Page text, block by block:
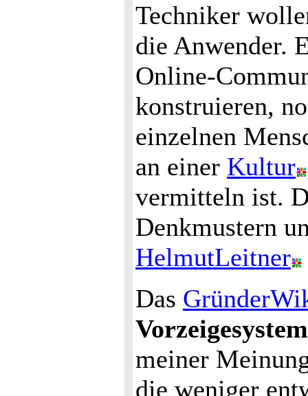
Techniker
die Anwender.
Online-
konstruieren,
einzelnen
an einer Kultur
vermitteln ist.
Denkmustern
HelmutLeitner
Das
Vorzeigesystem
meiner
die weniger